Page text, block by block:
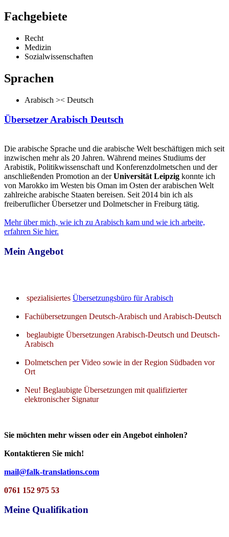
Fachgebiete
Recht
Medizin
Sozialwissenschaften
Sprachen
Arabisch >< Deutsch
Übersetzer Arabisch Deutsch
Die arabische Sprache und die arabische Welt beschäftigen mich seit
inzwischen mehr als 20 Jahren. Während meines Studiums der
Arabistik, Politikwissenschaft und Konferenzdolmetschen und der
anschließenden Promotion an derUniversität Leipzig konnte ich
von Marokko im Westen bis Oman im Osten der arabischen Welt
zahlreiche arabische Staaten bereisen. Seit 2014 bin ich als
freiberuflicher Übersetzer und Dolmetscher in Freiburg tätig.
Mehr über mich, wie ich zu Arabisch kam und wie ich arbeite,
erfahren Sie hier.
Mein Angebot
spezialisiertes Übersetzungsbüro für Arabisch
Fachübersetzungen Deutsch-Arabisch und Arabisch-Deutsch
beglaubigte Übersetzungen Arabisch-Deutsch und Deutsch-
Arabisch
Dolmetschen per Video sowie in der Region Südbaden vor
Ort
Neu! Beglaubigte Übersetzungen mit qualifizierter
elektronischer Signatur
Sie möchten mehr wissen oder ein Angebot einholen?
Kontaktieren Sie mich!
mail@falk-translations.com
0761 152 975 53
Meine Qualifikation